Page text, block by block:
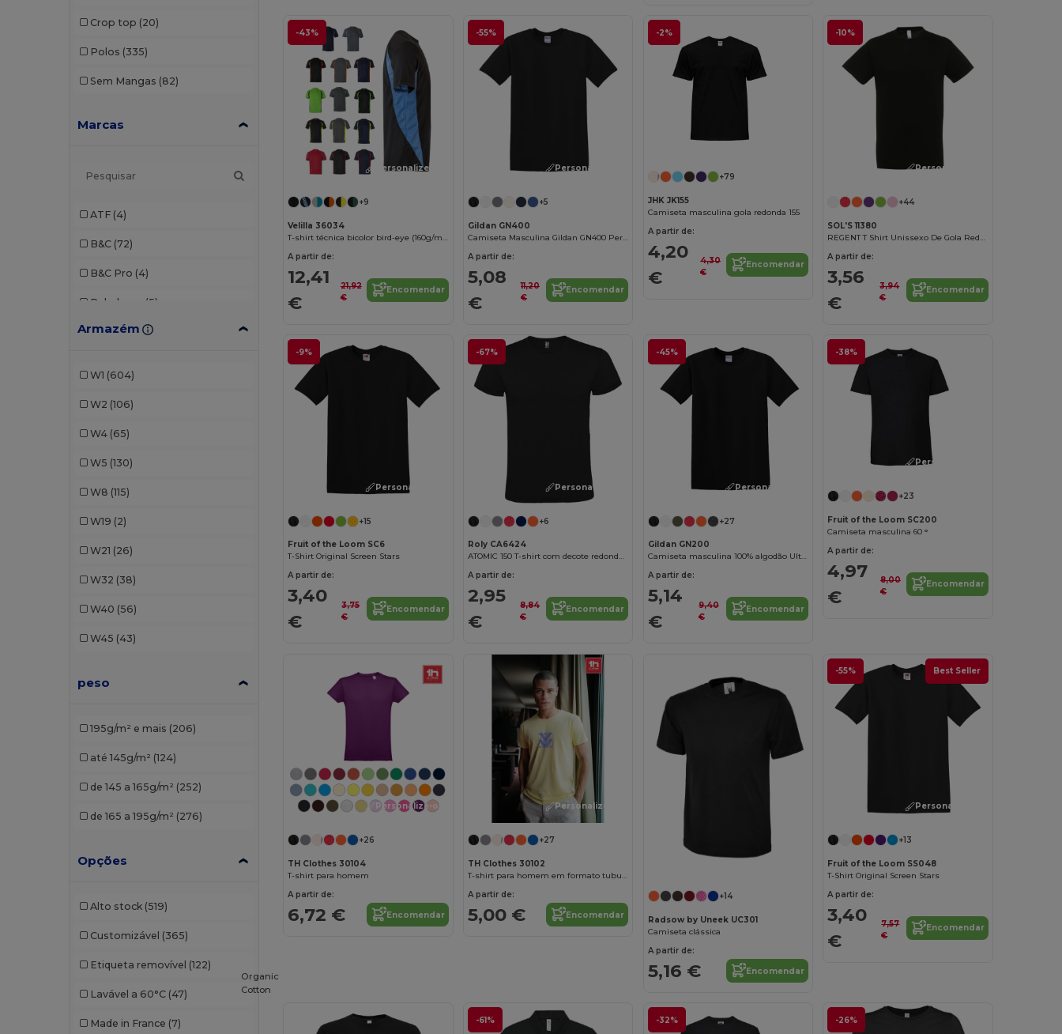
Crop top (20)
Polos (335)
Sem Mangas (82)
Marcas
ATF (4)
B&C (72)
B&C Pro (4)
Babybugz (5)
Bella+Canvas
Finden & Hales
Herock
Armazém
W1 (604)
W2 (106)
W4 (65)
W5 (130)
W8 (115)
W19 (2)
W21 (26)
W32 (38)
W40 (56)
W45 (43)
peso
195g/m² e mais (206)
até 145g/m² (124)
de 145 a 165g/m² (252)
de 165 a 195g/m² (276)
Opções
Alto stock (519)
Customizável (365)
Etiqueta removível (122)
Lavável a 60°C (47)
Made in France (7)
-43%
Personalize-o!
+9
Velilla 36034
A partir de:
12,41
€
21,92
€
Encomendar
-55%
Personalize-o!
+5
Gildan GN400
A partir de:
5,08
€
11,20
€
Encomendar
-2%
+79
JHK JK155
Camiseta masculina gola redonda 155
A partir de:
4,20
€
4,30
€
Encomendar
-10%
Personalize-o!
+44
SOL'S 11380
A partir de:
3,56
€
3,94
€
Encomendar
-9%
Personalize-o!
+15
Fruit of the Loom SC6
T-Shirt Original Screen Stars
A partir de:
3,40
€
3,75
€
Encomendar
-67%
Personalize-o!
+6
Roly CA6424
ATOMIC 150 T-shirt com decote redondo duplo
A partir de:
2,95
€
8,84
€
Encomendar
-45%
Personalize-o!
+27
Gildan GN200
Camiseta masculina 100% algodão Ultra-T
A partir de:
5,14
€
9,40
€
Encomendar
-38%
Personalize-o!
+23
Fruit of the Loom SC200
Camiseta masculina 60 °
A partir de:
4,97
€
8,00
€
Encomendar
Personalize-o!
+26
TH Clothes 30104
T-shirt para homem
A partir de:
6,72 € Encomendar
Personalize-o!
+27
TH Clothes 30102
T-shirt para homem em formato tubular em algodão
A partir de:
5,00 € Encomendar
+14
Radsow by Uneek UC301
Camiseta clássica
A partir de:
5,16 € Encomendar
-55% Best Seller
Personalize-o!
+13
Fruit of the Loom SS048
T-Shirt Original Screen Stars
A partir de:
3,40
€
7,57
€
Encomendar
Organic
Cotton
-61% -32% -26%